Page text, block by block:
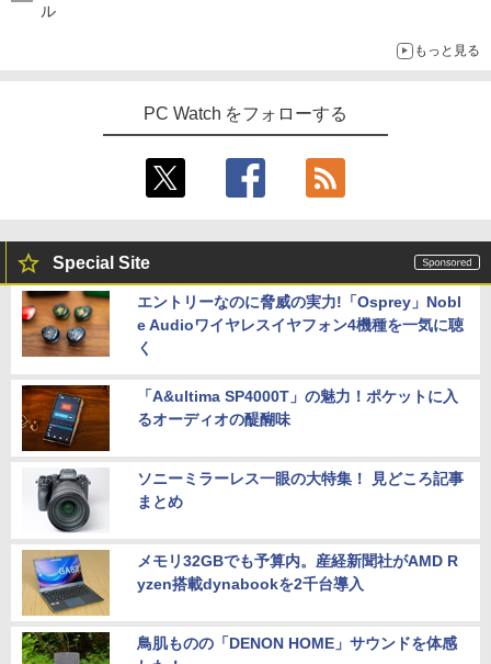
ル
もっと見る
PC Watch をフォローする
Special Site
エントリーなのに脅威の実力!「Osprey」Nobl
e Audioワイヤレスイヤフォン4機種を一気に聴
く
「A&ultima SP4000T」の魅力！ポケットに入
るオーディオの醍醐味
ソニーミラーレス一眼の大特集！ 見どころ記事
まとめ
メモリ32GBでも予算内。産経新聞社がAMD R
yzen搭載dynabookを2千台導入
鳥肌ものの「DENON HOME」サウンドを体感